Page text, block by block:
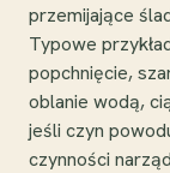
przemijające
Typowe
popchnięcie,
oblanie wodą,
jeśli czyn
czynności